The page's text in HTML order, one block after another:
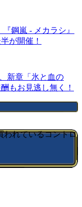
鋼嵐 - メカラシ』
が開催！
新章「氷と血の
もお見逃し無く！
われているコントロ